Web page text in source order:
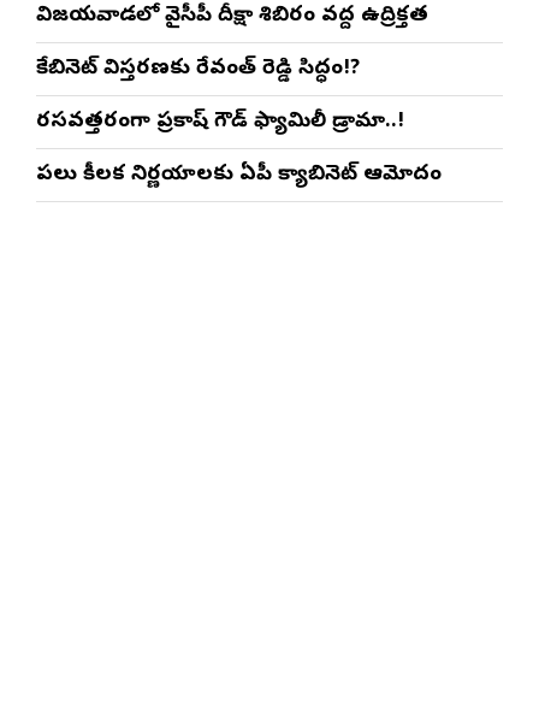
విజయవాడలో వైసీపీ దీక్షా శిబిరం వద్ద ఉద్రిక్తత
కేబినెట్ విస్తరణకు రేవంత్ రెడ్డి సిద్ధం!?
రసవత్తరంగా ప్రకాష్ గౌడ్ ఫ్యామిలీ డ్రామా..!
పలు కీలక నిర్ణయాలకు ఏపీ క్యాబినెట్ ఆమోదం